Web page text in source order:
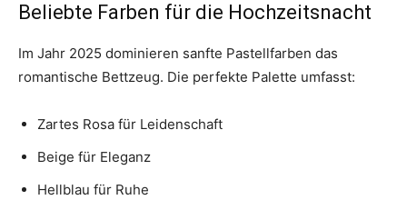
Beliebte Farben für die Hochzeitsnacht
Im Jahr 2025 dominieren sanfte Pastellfarben das
romantische Bettzeug. Die perfekte Palette umfasst:
Zartes Rosa für Leidenschaft
Beige für Eleganz
Hellblau für Ruhe